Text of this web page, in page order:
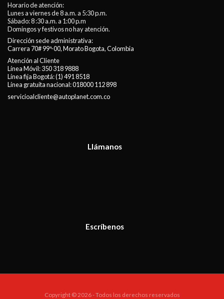
Horario de atención:
Lunes a viernes de 8 a.m. a 5:30 p.m.
Sábado: 8 :30 a.m. a 1:00 p.m
Domingos y festivos no hay atención.
Dirección sede administrativa:
Carrera 70# 99ª-00, Morato Bogota, Colombia
Atención al Cliente
Línea Móvil:350 318 9888
Línea fija Bogotá:(1) 491 8518
Línea gratuita nacional:018000 112 898
servicioalcliente@autoplanet.com.co
Llámanos
Escríbenos
Copyright © 2026 - Todos los derechos reservados